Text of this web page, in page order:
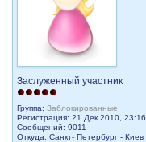
Заслуженный участник
Группа:Заблокированные
Регистрация: 21 Дек 2010, 23:16
Сообщений: 9011
Откуда: Санкт- Петербург - Киев